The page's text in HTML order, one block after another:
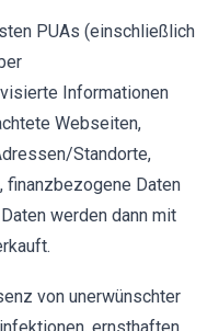
PUAs (einschließlich
Informationen
Webseiten,
Standorte,
Daten
werden dann mit
von unerwünschter
ernsthaften